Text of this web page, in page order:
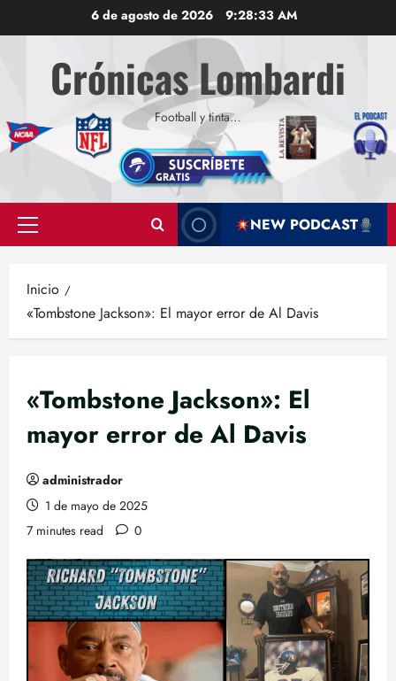
al
contenido
6 de agosto de 2026 9:28:34 AM
Crónicas Lombardi
Football y tinta…
Menú
NEW PODCAST
Inicio
«Tombstone Jackson»: El mayor error de Al Davis
«Tombstone Jackson»: El
mayor error de Al Davis
administrador
1 de mayo de 2025
7 minutes read
0